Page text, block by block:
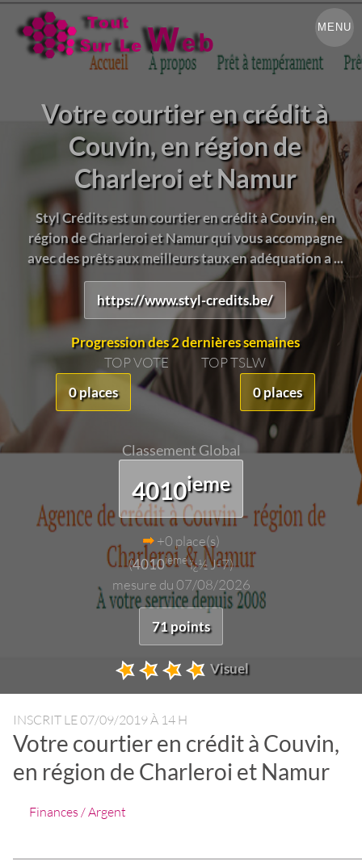
MENU
Votre courtier en crédit à
Couvin, en région de
Charleroi et Namur
Styl Crédits est un courtier en crédit à Couvin, en
région de Charleroi et Namur qui vous accompagne
avec des prêts aux meilleurs taux en adéquation a ...
https://www.styl-credits.be/
Progression des 2 dernières semaines
TOP VOTE
0 places
TOP TSLW
0 places
Classement Global
4010ieme
+0 place(s)
(4010iemeï¿½ J-7)
mesure du 07/08/2026
71 points
Visuel
INSCRIT LE07/09/2019 À 14 H
Votre courtier en crédit à Couvin,
en région de Charleroi et Namur
Finances / Argent